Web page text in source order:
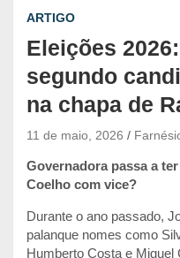
ARTIGO
Eleições
segundo
na chapa de
11 de maio, 2026
Governadora passa a
Coelho com vice?
Durante o ano passado,
palanque nomes como
Humberto Costa e Miguel